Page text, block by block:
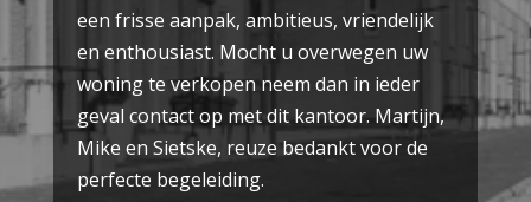
een frisse aanpak, ambitieus, vriendelijk
en enthousiast. Mocht u overwegen uw
woning te verkopen neem dan in ieder
geval contact op met dit kantoor. Martijn,
Mike en Sietske, reuze bedankt voor de
perfecte begeleiding.